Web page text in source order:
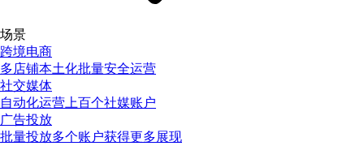
场景
跨境电商
多店铺本土化批量安全运营
社交媒体
自动化运营上百个社媒账户
广告投放
批量投放多个账户获得更多展现